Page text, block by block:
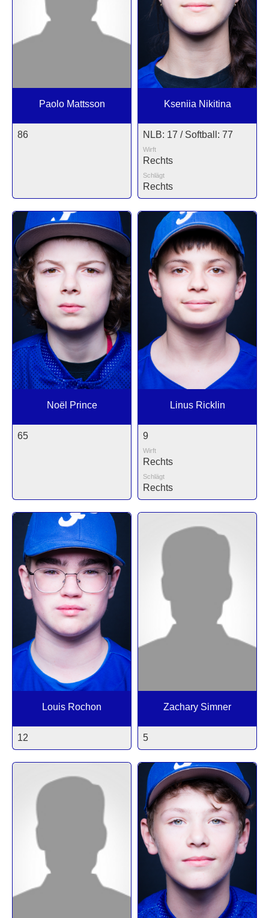
Paolo Mattsson
86
Kseniia Nikitina
NLB: 17 / Softball: 77
Wirft
Rechts
Schlägt
Rechts
Noël Prince
65
Linus Ricklin
9
Wirft
Rechts
Schlägt
Rechts
Louis Rochon
12
Zachary Simner
5